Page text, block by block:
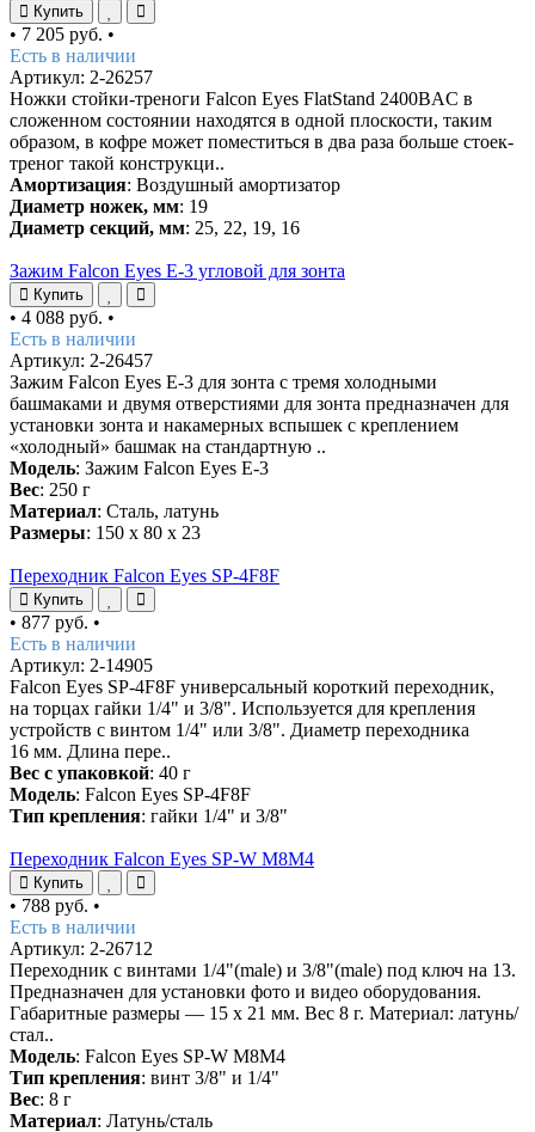
Купить
• 7 205 руб. •
Есть в наличии
Артикул: 2-26257
Ножки стойки-треноги Falcon Eyes FlatStand 2400BAC в
сложенном состоянии находятся в одной плоскости, таким
образом, в кофре может поместиться в два раза больше стоек-
треног такой конструкци..
Амортизация: Воздушный амортизатор
Диаметр ножек, мм: 19
Диаметр секций, мм: 25, 22, 19, 16
Зажим Falcon Eyes E-3 угловой для зонта
Купить
• 4 088 руб. •
Есть в наличии
Артикул: 2-26457
Зажим Falcon Eyes E-3 для зонта с тремя холодными
башмаками и двумя отверстиями для зонта предназначен для
установки зонта и накамерных вспышек с креплением
«холодный» башмак на стандартную ..
Модель: Зажим Falcon Eyes E-3
Вес: 250 г
Материал: Сталь, латунь
Размеры: 150 х 80 х 23
Переходник Falcon Eyes SP-4F8F
Купить
• 877 руб. •
Есть в наличии
Артикул: 2-14905
Falcon Eyes SP-4F8F универсальный короткий переходник,
на торцах гайки 1/4" и 3/8". Используется для крепления
устройств с винтом 1/4" или 3/8". Диаметр переходника
16 мм. Длина пере..
Вес с упаковкой: 40 г
Модель: Falcon Eyes SP-4F8F
Тип крепления: гайки 1/4" и 3/8"
Переходник Falcon Eyes SP-W M8M4
Купить
• 788 руб. •
Есть в наличии
Артикул: 2-26712
Переходник с винтами 1/4"(male) и 3/8"(male) под ключ на 13.
Предназначен для установки фото и видео оборудования.
Габаритные размеры — 15 х 21 мм. Вес 8 г. Материал: латунь/
стал..
Модель: Falcon Eyes SP-W M8M4
Тип крепления: винт 3/8" и 1/4"
Вес: 8 г
Материал: Латунь/сталь